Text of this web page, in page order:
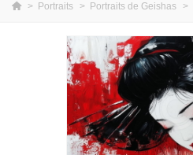
> Portraits > Portraits de Geishas >